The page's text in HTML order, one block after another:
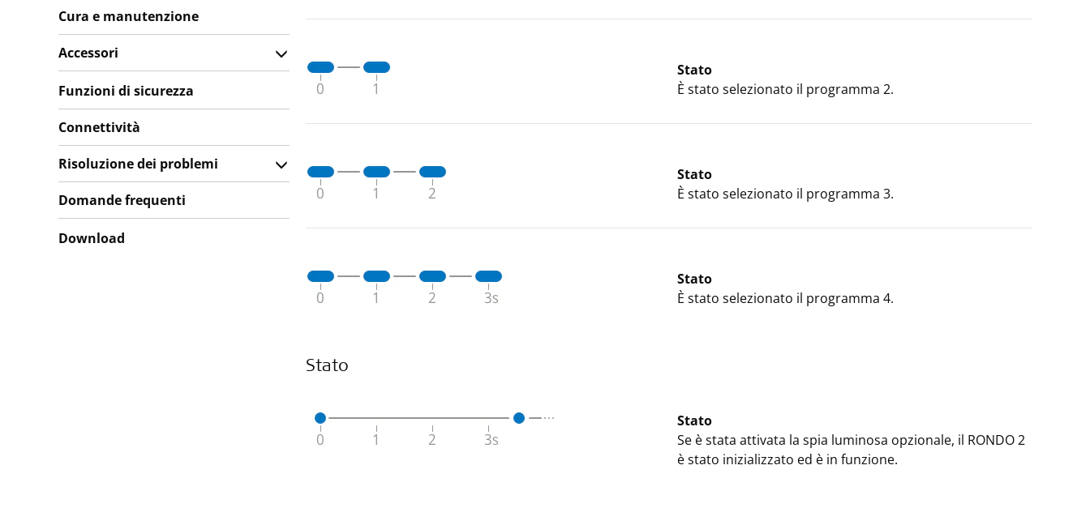
Stato
È stato selezionato il programma 2.
Stato
È stato selezionato il programma 3.
Stato
È stato selezionato il programma 4.
Stato
Stato
Se è stata attivata la spia luminosa opzionale, il RONDO 2
è stato inizializzato ed è in funzione.
Cura e manutenzione
Accessori
Funzioni di sicurezza
Connettività
Risoluzione dei problemi
Domande frequenti
Download